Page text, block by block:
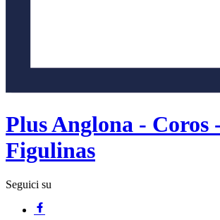
Plus Anglona - Coros
Figulinas
Seguici su